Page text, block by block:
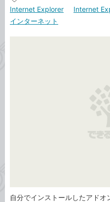
カ
テ
ゴ
記
事
Internet Explorer Internet
インターネット
自分でインストールしたアドオ